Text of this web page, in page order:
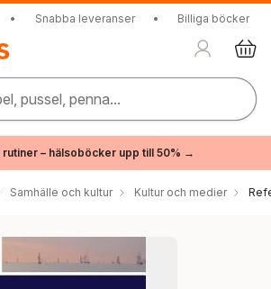
• Snabba leveranser • Billiga böcker
pussel, penna...
rutiner – hälsoböcker upp till 50% →
Samhälle och kultur Kultur och medier